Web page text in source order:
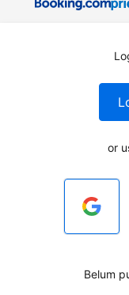
or
Belum